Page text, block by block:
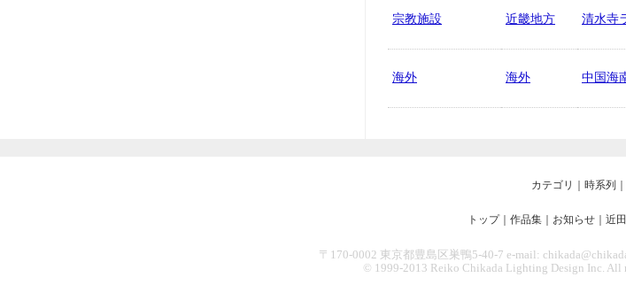
宗教施設 近畿地方 清水寺
海外 海外 中国海
カテゴリ 時系列
トップ｜ 作品集 お知らせ 近
〒170-0002 東京都豊島区巣鴨5-40-7 e-mail:
© 1999-2013 Reiko Chikada Lighting Design Inc. All